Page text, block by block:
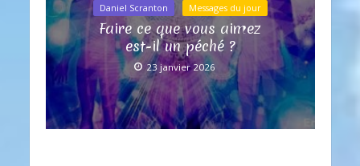
Daniel Scranton Messages du jour
Faire ce que vous aimez
est-il un péché ?
23 janvier 2026